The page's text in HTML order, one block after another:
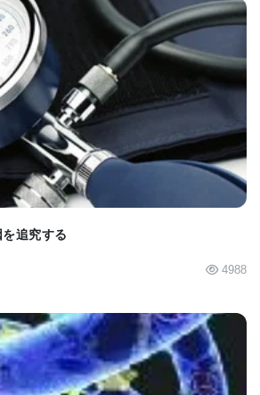
い。
期間が長ければ長いほど、その
る」とグラーン博士は言う。
な治療ができれば、その子ども
より良い結果を得ることができる
、空想の友だちがいるなど、精
痛であり、コントロールできな
ン博士とゴンザレス・ヘイドリ
BIOMARKET JP
追究する
4988